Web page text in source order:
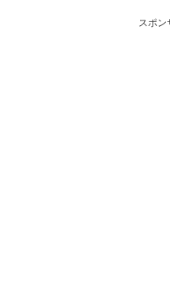
(注意喚起・申込停止)など、空売
り関連情報を集計し、図解でわ
スポン